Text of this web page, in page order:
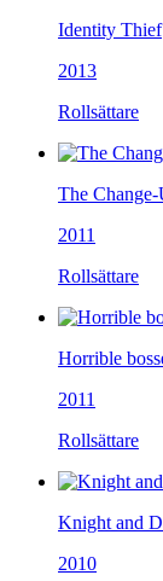
Identity Thief
2013
Rollsättare
The
2011
Rollsättare
Horrible
2011
Rollsättare
Knight and
2010